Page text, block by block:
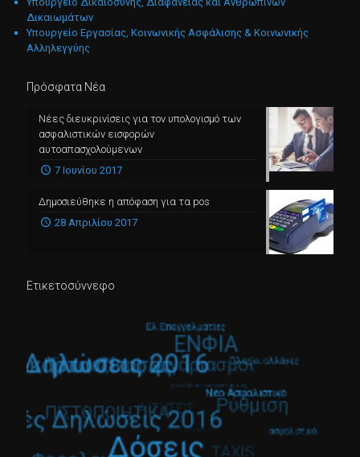
Δικαιωμάτων
Υπουργείο Εργασίας, Κοινωνικής Ασφάλισης & Κοινωνικής
Αλληλεγγύης
Πρόσφατα Νέα
Νέες διευκρινίσεις για τον υπολογισμό των
ασφαλιστικών εισφορών
αυτοαπασχολούμενων
7 Ιουνίου 2017
Δημοσιεύθηκε η απόφαση για τα pos
28 Απριλίου 2017
Ετικετοσύννεφο